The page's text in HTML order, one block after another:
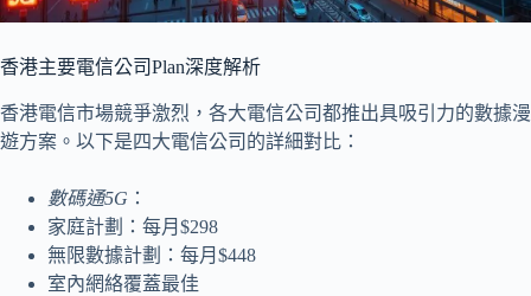
香港主要電信公司Plan深度解析
香港電信市場競爭激烈，各大電信公司都推出具吸引力的數據漫
遊方案。以下是四大電信公司的詳細對比：
數碼通5G ：
家庭計劃：每月$298
無限數據計劃：每月$448
室內網絡覆蓋最佳